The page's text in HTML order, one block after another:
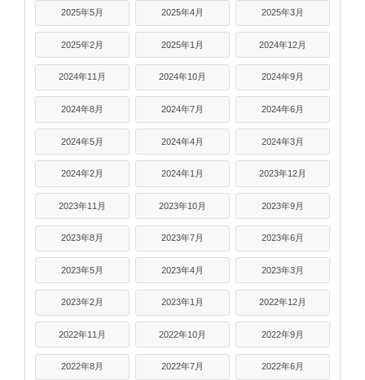
2025年5月 2025年4月 2025年3月
2025年2月 2025年1月 2024年12月
2024年11月 2024年10月 2024年9月
2024年8月 2024年7月 2024年6月
2024年5月 2024年4月 2024年3月
2024年2月 2024年1月 2023年12月
2023年11月 2023年10月 2023年9月
2023年8月 2023年7月 2023年6月
2023年5月 2023年4月 2023年3月
2023年2月 2023年1月 2022年12月
2022年11月 2022年10月 2022年9月
2022年8月 2022年7月 2022年6月